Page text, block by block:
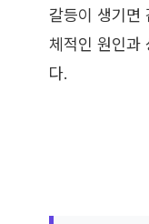
갈등이 생기면
체적인 원인과
다.